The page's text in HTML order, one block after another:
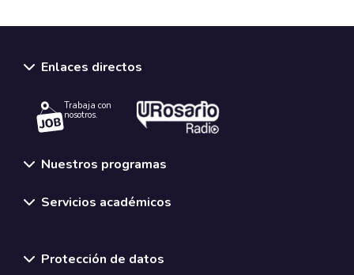
Enlaces directos
Trabaja con
nosotros.
Nuestros programas
Servicios académicos
Protección de datos